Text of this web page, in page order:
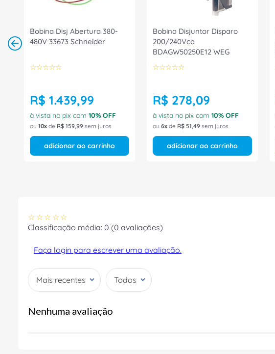
Bobina Disj Abertura 380-
480V 33673 Schneider
☆☆☆☆☆
R$ 1.439,99
à vista no pix com 10% OFF
ou 10 de R$ 159,99 sem juros
adicionar ao carrinho
Bobina Disjuntor Disparo
200/240Vca
BDAGW50250E12 WEG
☆☆☆☆☆
R$ 278,09
à vista no pix com 10% OFF
ou 6 de R$ 51,49 sem juros
adicionar ao carrinho
☆ ☆ ☆ ☆ ☆
Classificação média: 0 (0 avaliações)
Faça login para escrever uma avaliação.
Mais recentes Todos
Nenhuma avaliação